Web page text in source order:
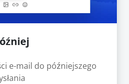
e-mail do późniejszego